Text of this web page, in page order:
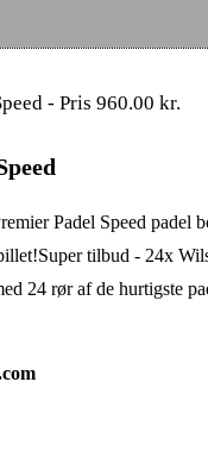
Padel Speed padel
tilbud - 24x
24 rør af de hurtigste